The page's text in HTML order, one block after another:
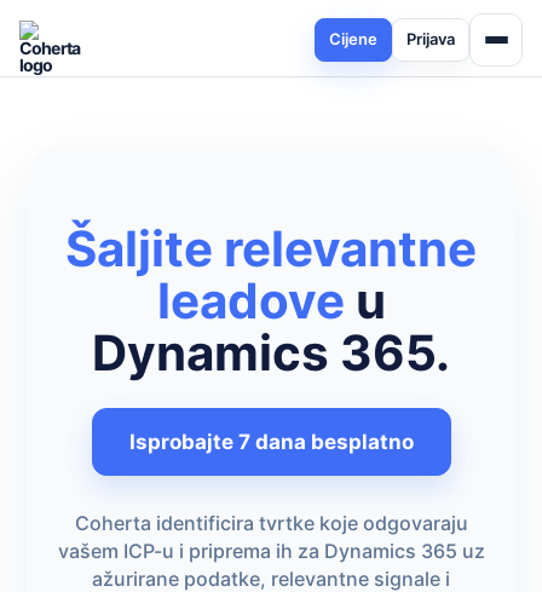
Cijene Prijava
Šaljite relevantne
leadove u
Dynamics 365.
Isprobajte 7 dana besplatno
Coherta identificira tvrtke koje odgovaraju
vašem ICP-u i priprema ih za Dynamics 365 uz
ažurirane podatke, relevantne signale i